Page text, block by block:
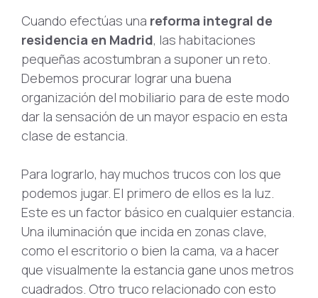
Cuando efectúas una reforma integral de
residencia en Madrid, las habitaciones
pequeñas acostumbran a suponer un reto.
Debemos procurar lograr una buena
organización del mobiliario para de este modo
dar la sensación de un mayor espacio en esta
clase de estancia.
Para lograrlo, hay muchos trucos con los que
podemos jugar. El primero de ellos es la luz.
Este es un factor básico en cualquier estancia.
Una iluminación que incida en zonas clave,
como el escritorio o bien la cama, va a hacer
que visualmente la estancia gane unos metros
cuadrados. Otro truco relacionado con esto